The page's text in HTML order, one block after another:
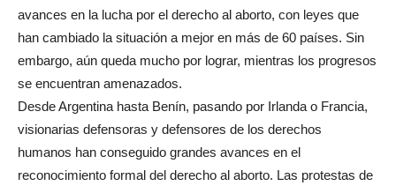
avances en la lucha por el derecho al aborto, con leyes que
han cambiado la situación a mejor en más de 60 países. Sin
embargo, aún queda mucho por lograr, mientras los progresos
se encuentran amenazados.
Desde Argentina hasta Benín, pasando por Irlanda o Francia,
visionarias defensoras y defensores de los derechos
humanos han conseguido grandes avances en el
reconocimiento formal del derecho al aborto. Las protestas de